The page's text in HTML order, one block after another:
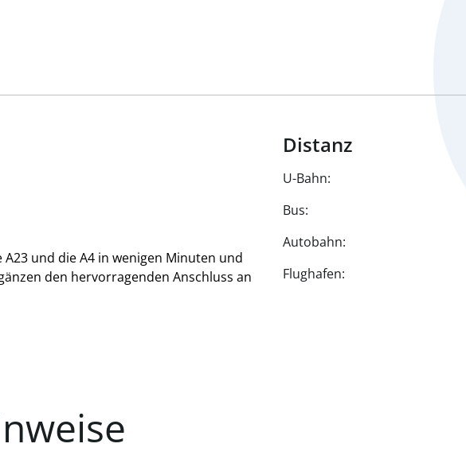
und die A4 in wenigen Minuten und
den hervorragenden Anschluss an
Distanz
U-Bahn:
Bus:
Autobahn:
Flughafen: